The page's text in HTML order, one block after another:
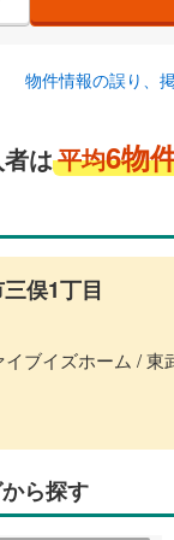
物件情報の誤り、
は平均6物
俣1丁目
ブイズホーム / 東
ら探す